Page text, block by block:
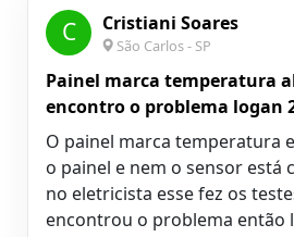
C Cristiani Soares
São Carlos - SP
Painel marca temperatura
encontro o problema logan
O painel marca temperatura
o painel e nem o sensor está
no eletricista esse fez os
encontrou o problema então